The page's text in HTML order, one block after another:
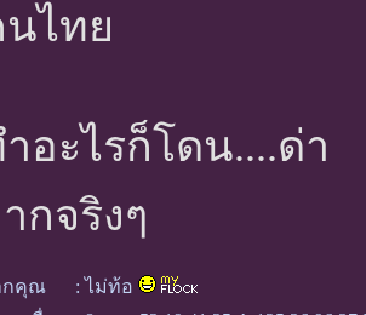
ไทย
อะไรก็โดน....ด่
กจริงๆ
กคุณ :ไม่ท้อ